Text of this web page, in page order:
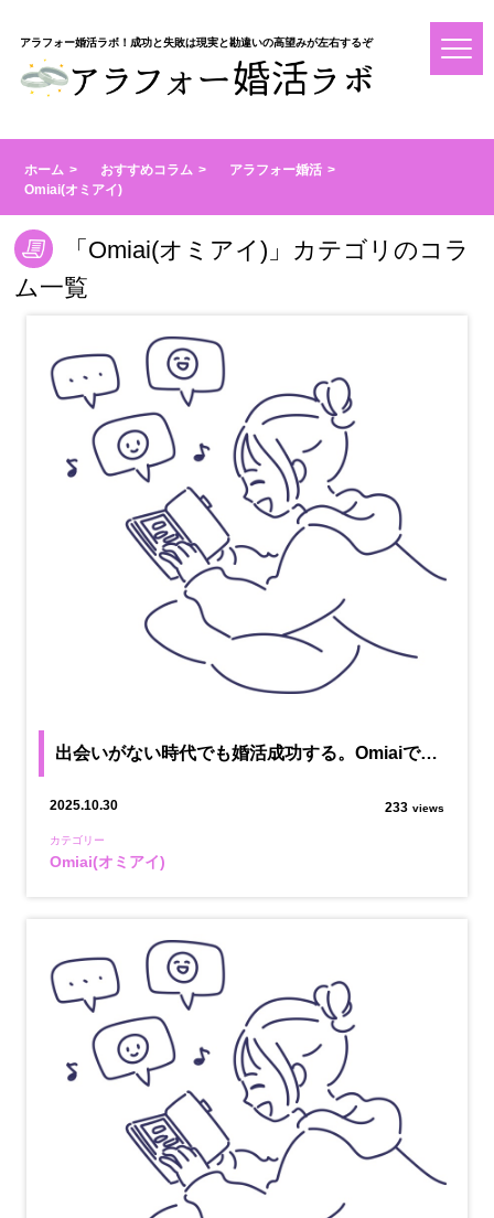
アラフォー婚活ラボ！成功と失敗は現実と勘違いの高望みが左右するぞ
ホーム おすすめコラム
アラフォー婚活
Omiai(オミアイ)
「Omiai(オミアイ)」カテゴリのコラ
ム一覧
出会いがない時代でも婚活成功する。Omiaiで…
2025.10.30 233 views
カテゴリー
Omiai(オミアイ)